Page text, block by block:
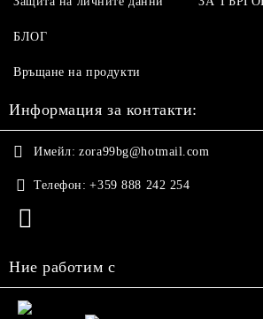
БЛОГ
Връщане на продукти
Информация за контакти:
Имейл: zora99bg@hotmail.com
Телефон: +359 888 242 254
Ние работим с